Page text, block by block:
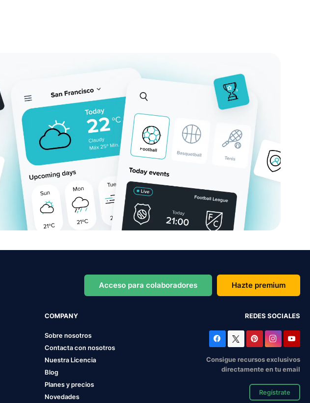
Acceso para colaboradores Hazte premium
COMPANY
Sobre nosotros
Contacta con nosotros
Nuestra Licencia
Blog
Planes y precios
Novedades
REDES SOCIALES
Consigue recursos exclusivos
directamente en tu email
Regístrate